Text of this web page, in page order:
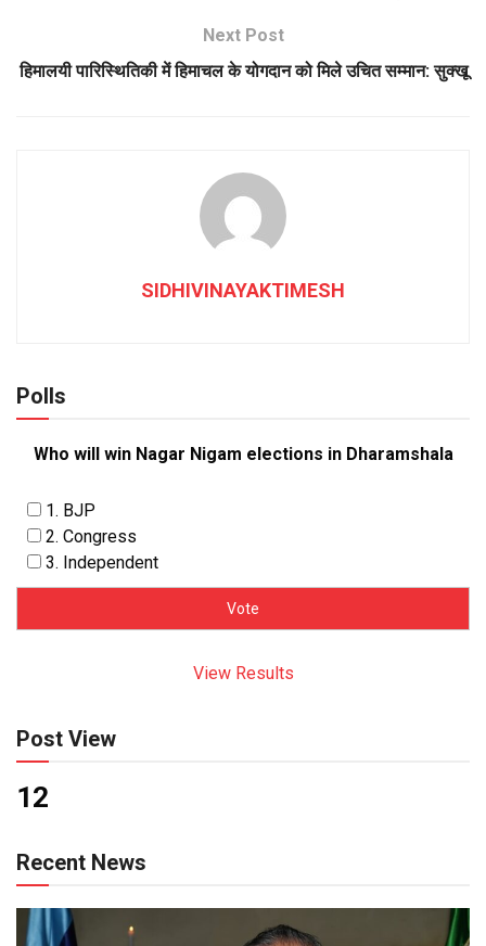
Next Post
हिमालयी पारिस्थितिकी में हिमाचल के योगदान को मिले उचित सम्मान: सुक्खू
SIDHIVINAYAKTIMESH
Polls
Who will win Nagar Nigam elections in Dharamshala
1. BJP
2. Congress
3. Independent
View Results
Post View
12
Recent News